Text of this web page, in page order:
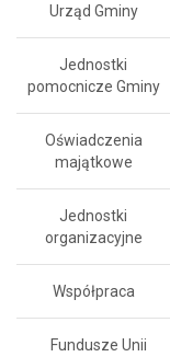
Urząd Gminy
Jednostki
pomocnicze Gminy
Oświadczenia
majątkowe
Jednostki
organizacyjne
Współpraca
Fundusze Unii